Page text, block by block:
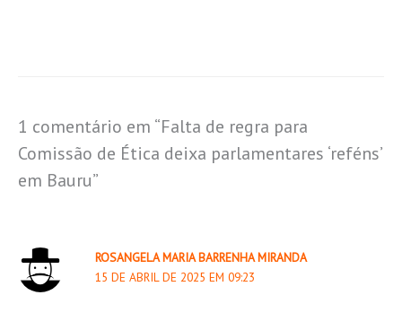
1 comentário em “Falta de regra para
Comissão de Ética deixa parlamentares ‘reféns’
em Bauru”
ROSANGELA MARIA BARRENHA MIRANDA
15 DE ABRIL DE 2025 EM 09:23